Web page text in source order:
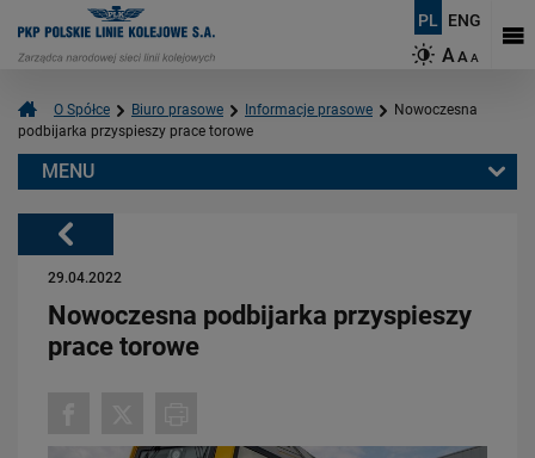
PL ENG
AAA
O Spółce Biuro prasowe Informacje prasowe
Nowoczesna
podbijarka przyspieszy prace torowe
Powrót
29.04.2022
Nowoczesna podbijarka przyspieszy
prace torowe
MENU
Dzięki KPO kolej zmieniła Limanową